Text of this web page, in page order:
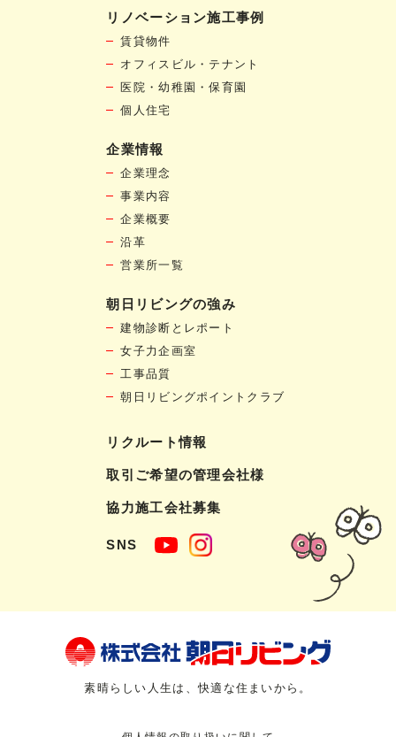
リノベーション施工事例
賃貸物件
オフィスビル・テナント
医院・幼稚園・保育園
個人住宅
企業情報
企業理念
事業内容
企業概要
沿革
営業所一覧
朝日リビングの強み
建物診断とレポート
女子力企画室
工事品質
朝日リビングポイントクラブ
リクルート情報
取引ご希望の管理会社様
協力施工会社募集
SNS
素晴らしい人生は、快適な住まいから。